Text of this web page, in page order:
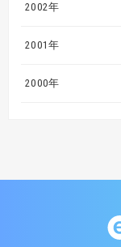
2002年
2001年
2000年